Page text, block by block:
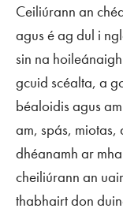
Ceiliúrann an
agus é ag dul i
sin na
gcuid scéalta, a
béaloidis agus
am, spás, miotas,
dhéanamh ar
cheiliúrann an
thabhairt don